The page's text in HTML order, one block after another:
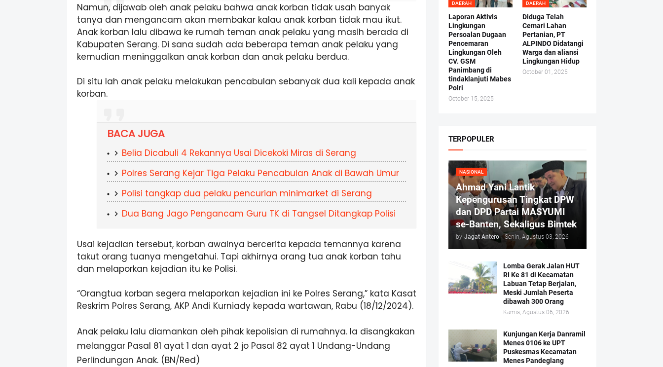
Namun, dijawab oleh anak pelaku bahwa anak korban tidak usah banyak
tanya dan mengancam akan membakar kalau anak korban tidak mau ikut.
Anak korban lalu dibawa ke rumah teman anak pelaku yang masih berada di
Kabupaten Serang. Di sana sudah ada beberapa teman anak pelaku yang
kemudian meninggalkan anak korban dan anak pelaku berdua.
Di situ lah anak pelaku melakukan pencabulan sebanyak dua kali kepada anak
korban.
BACA JUGA
Belia Dicabuli 4 Rekannya Usai Dicekoki Miras di Serang
Polres Serang Kejar Tiga Pelaku Pencabulan Anak di Bawah Umur
Polisi tangkap dua pelaku pencurian minimarket di Serang
Dua Bang Jago Pengancam Guru TK di Tangsel Ditangkap Polisi
Usai kejadian tersebut, korban awalnya bercerita kepada temannya karena
takut orang tuanya mengetahui. Tapi akhirnya orang tua anak korban tahu
dan melaporkan kejadian itu ke Polisi.
“Orangtua korban segera melaporkan kejadian ini ke Polres Serang,” kata Kasat
Reskrim Polres Serang, AKP Andi Kurniady kepada wartawan, Rabu (18/12/2024).
Anak pelaku lalu diamankan oleh pihak kepolisian di rumahnya. Ia disangkakan
melanggar Pasal 81 ayat 1 dan ayat 2 jo Pasal 82 ayat 1 Undang-Undang
Perlindungan Anak. (BN/Red)
DAERAH
Laporan Aktivis
Lingkungan
Persoalan Dugaan
Pencemaran
Lingkungan Oleh
CV. GSM
Panimbang di
tindaklanjuti Mabes
Polri
October 15, 2025
DAERAH
Diduga Telah
Cemari Lahan
Pertanian, PT
ALPINDO Didatangi
Warga dan aliansi
Lingkungan Hidup
October 01, 2025
TERPOPULER
NASIONAL
Ahmad Yani Lantik
Kepengurusan Tingkat DPW
dan DPD Partai MASYUMI
se-Banten, Sekaligus Bimtek
by Jagat Antero - Senin, Agustus 03, 2026
Lomba Gerak Jalan HUT
RI Ke 81 di Kecamatan
Labuan Tetap Berjalan,
Meski Jumlah Peserta
dibawah 300 Orang
Kamis, Agustus 06, 2026
Kunjungan Kerja Danramil
Menes 0106 ke UPT
Puskesmas Kecamatan
Menes Pandeglang